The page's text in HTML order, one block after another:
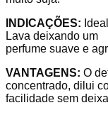
INDICAÇÕES:
Lava deixando um
perfume suave e
VANTAGENS: O
concentrado, dilui
facilidade sem